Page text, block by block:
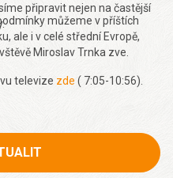
připravit nejen na častější
můžeme v příštích
ale i v celé střední Evropě,
Miroslav Trnka zve.
televize zde ( 7:05-10:56).